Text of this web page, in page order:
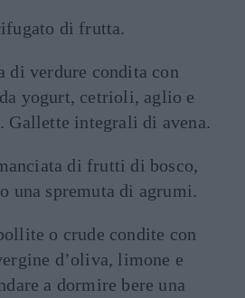
di frutta.
di verdure condita con
yogurt, cetrioli, aglio e
Gallette integrali di avena.
di frutti di bosco,
una spremuta di agrumi.
o crude condite con
d’oliva, limone e
a dormire bere una